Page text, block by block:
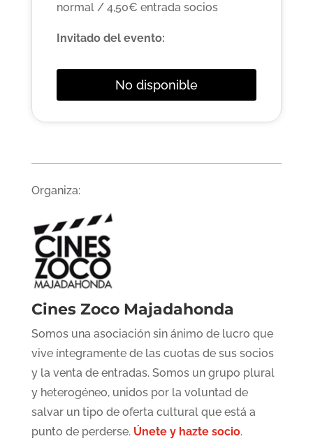
normal / 4,50€ entrada socios
Invitado del evento:
No disponible
Organiza:
Cines Zoco Majadahonda
Somos una asociación sin ánimo de lucro que
vive íntegramente de las cuotas de sus socios
y la venta de entradas. Somos un grupo plural
y heterogéneo, unidos por la voluntad de
salvar un tipo de oferta cultural que está a
punto de perderse. Únete y hazte socio.